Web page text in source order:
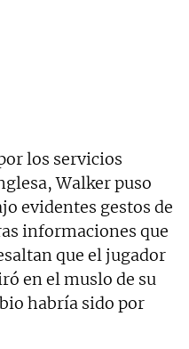
los servicios
Walker puso
evidentes gestos de
informaciones que
que el jugador
en el muslo de su
habría sido por